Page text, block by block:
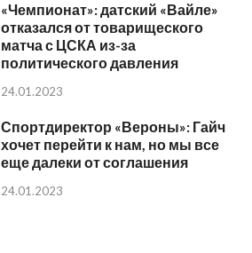
«Чемпионат»: датский «Вайле»
отказался от товарищеского
матча с ЦСКА из-за
политического давления
24.01.2023
Спортдиректор «Вероны»: Гайч
хочет перейти к нам, но мы все
еще далеки от соглашения
24.01.2023